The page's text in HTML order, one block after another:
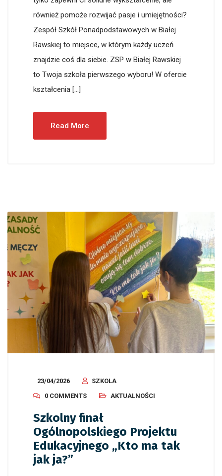
również pomoże rozwijać pasje i umiejętności?
Zespół Szkół Ponadpodstawowych w Białej
Rawskiej to miejsce, w którym każdy uczeń
znajdzie coś dla siebie. ZSP w Białej Rawskiej
to Twoja szkoła pierwszego wyboru! W ofercie
kształcenia […]
Read More
23/04/2026
SZKOLA
0 COMMENTS
AKTUALNOŚCI
Szkolny finał
Ogólnopolskiego Projektu
Edukacyjnego „Kto ma tak
jak ja?”